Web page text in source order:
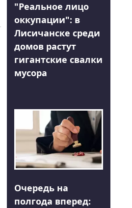
"Реальное лицо
оккупации": в
Лисичанске среди
домов растут
гигантские свалки
мусора
Очередь на
полгода вперед: